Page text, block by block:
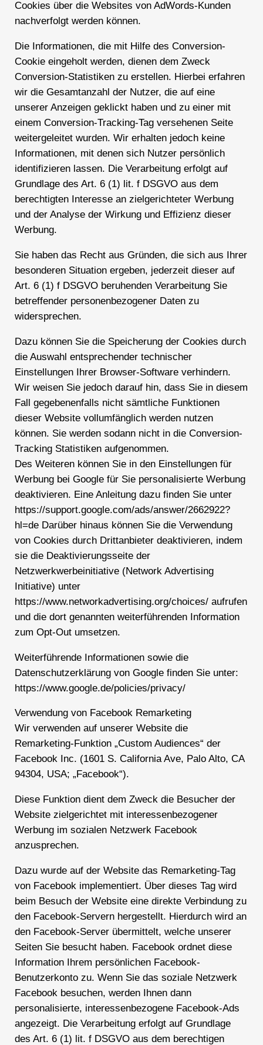
Cookies über die Websites von AdWords-Kunden
nachverfolgt werden können.
Die Informationen, die mit Hilfe des Conversion-
Cookie eingeholt werden, dienen dem Zweck
Conversion-Statistiken zu erstellen. Hierbei erfahren
wir die Gesamtanzahl der Nutzer, die auf eine
unserer Anzeigen geklickt haben und zu einer mit
einem Conversion-Tracking-Tag versehenen Seite
weitergeleitet wurden. Wir erhalten jedoch keine
Informationen, mit denen sich Nutzer persönlich
identifizieren lassen. Die Verarbeitung erfolgt auf
Grundlage des Art. 6 (1) lit. f DSGVO aus dem
berechtigten Interesse an zielgerichteter Werbung
und der Analyse der Wirkung und Effizienz dieser
Werbung.
Sie haben das Recht aus Gründen, die sich aus Ihrer
besonderen Situation ergeben, jederzeit dieser auf
Art. 6 (1) f DSGVO beruhenden Verarbeitung Sie
betreffender personenbezogener Daten zu
widersprechen.
Dazu können Sie die Speicherung der Cookies durch
die Auswahl entsprechender technischer
Einstellungen Ihrer Browser-Software verhindern.
Wir weisen Sie jedoch darauf hin, dass Sie in diesem
Fall gegebenenfalls nicht sämtliche Funktionen
dieser Website vollumfänglich werden nutzen
können. Sie werden sodann nicht in die Conversion-
Tracking Statistiken aufgenommen.
Des Weiteren können Sie in den Einstellungen für
Werbung bei Google für Sie personalisierte Werbung
deaktivieren. Eine Anleitung dazu finden Sie unter
https://support.google.com/ads/answer/2662922?
hl=de Darüber hinaus können Sie die Verwendung
von Cookies durch Drittanbieter deaktivieren, indem
sie die Deaktivierungsseite der
Netzwerkwerbeinitiative (Network Advertising
Initiative) unter
https://www.networkadvertising.org/choices/ aufrufen
und die dort genannten weiterführenden Information
zum Opt-Out umsetzen.
Weiterführende Informationen sowie die
Datenschutzerklärung von Google finden Sie unter:
https://www.google.de/policies/privacy/
Verwendung von Facebook Remarketing
Wir verwenden auf unserer Website die
Remarketing-Funktion „Custom Audiences“ der
Facebook Inc. (1601 S. California Ave, Palo Alto, CA
94304, USA; „Facebook“).
Diese Funktion dient dem Zweck die Besucher der
Website zielgerichtet mit interessenbezogener
Werbung im sozialen Netzwerk Facebook
anzusprechen.
Dazu wurde auf der Website das Remarketing-Tag
von Facebook implementiert. Über dieses Tag wird
beim Besuch der Website eine direkte Verbindung zu
den Facebook-Servern hergestellt. Hierdurch wird an
den Facebook-Server übermittelt, welche unserer
Seiten Sie besucht haben. Facebook ordnet diese
Information Ihrem persönlichen Facebook-
Benutzerkonto zu. Wenn Sie das soziale Netzwerk
Facebook besuchen, werden Ihnen dann
personalisierte, interessenbezogene Facebook-Ads
angezeigt. Die Verarbeitung erfolgt auf Grundlage
des Art. 6 (1) lit. f DSGVO aus dem berechtigen